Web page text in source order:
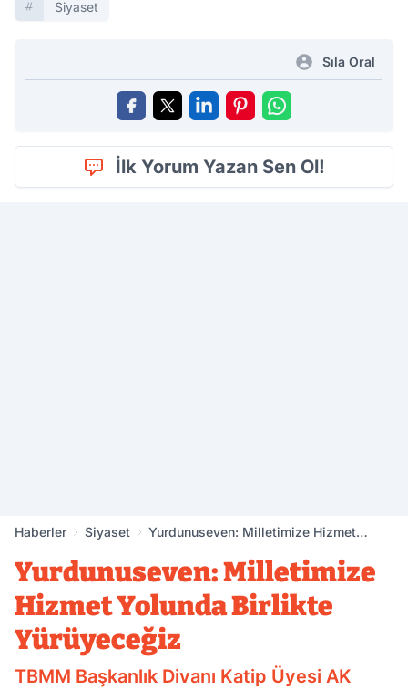
Siyaset
Sıla Oral
İlk Yorum Yazan Sen Ol!
Haberler Siyaset
Yurdunuseven: Milletimize Hizmet
Yurdunuseven: Milletimize
Hizmet Yolunda Birlikte
Yürüyeceğiz
TBMM Başkanlık Divanı Katip Üyesi AK